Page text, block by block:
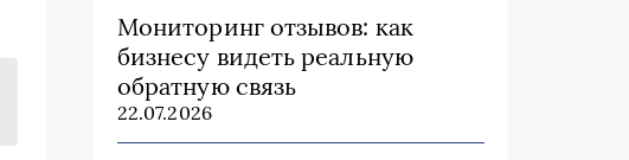
Мониторинг отзывов: как
бизнесу видеть реальную
обратную связь
22.07.2026